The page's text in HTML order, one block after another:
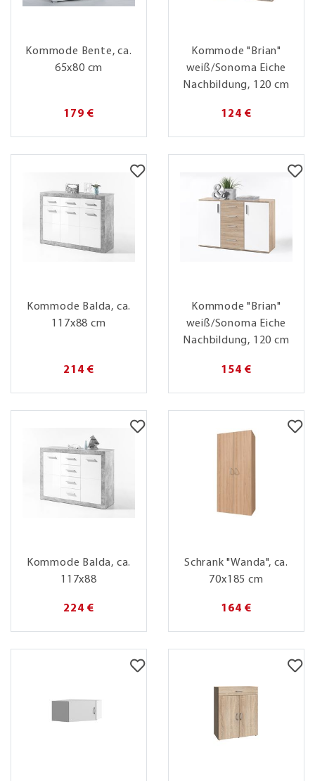
Kommode Bente, ca.
65x80 cm
179 €
Kommode "Brian"
weiß/Sonoma Eiche
Nachbildung, 120 cm
124 €
Kommode Balda, ca.
117x88 cm
214 €
Kommode "Brian"
weiß/Sonoma Eiche
Nachbildung, 120 cm
154 €
Kommode Balda, ca.
117x88
224 €
Schrank "Wanda", ca.
70x185 cm
164 €